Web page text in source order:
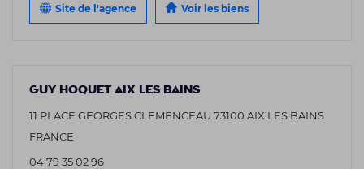
Site de l'agence Voir les biens
GUY HOQUET AIX LES BAINS
11 PLACE GEORGES CLEMENCEAU 73100 AIX LES BAINS
FRANCE
04 79 35 02 96